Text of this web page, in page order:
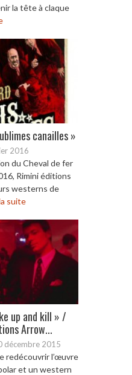
la tête à claque
canailles »
2016
du Cheval de fer
Rimini éditions
westerns de
suite
up and kill » /
Arrow...
décembre 2015
redécouvrir l’œuvre
et un western